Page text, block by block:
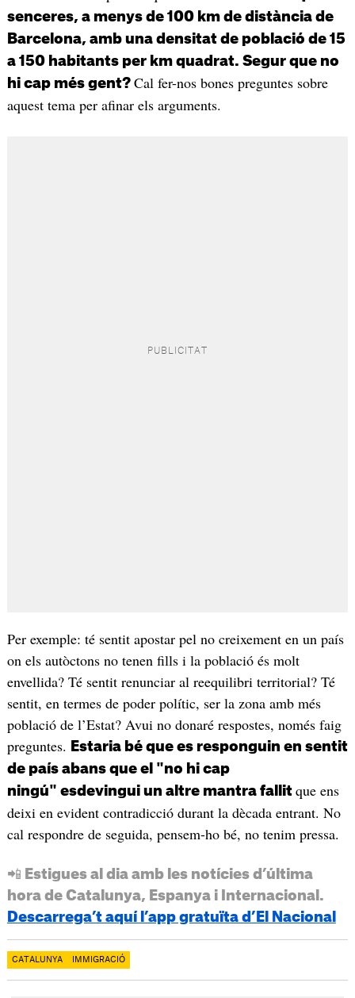
senceres, a menys de 100 km de distància de
Barcelona, amb una densitat de població de 15
a 150 habitants per km quadrat. Segur que no
hi cap més gent? Cal fer-nos bones preguntes sobre
aquest tema per afinar els arguments.
Per exemple: té sentit apostar pel no creixement en un país
on els autòctons no tenen fills i la població és molt
envellida? Té sentit renunciar al reequilibri territorial? Té
sentit, en termes de poder polític, ser la zona amb més
població de l’Estat? Avui no donaré respostes, només faig
preguntes.
Estaria bé que es responguin en sentit
de país abans que el "no hi cap
ningú" esdevingui un altre mantra fallit que ens
deixi en evident contradicció durant la dècada entrant. No
cal respondre de seguida, pensem-ho bé, no tenim pressa.
📲 Estigues al dia amb les notícies d’última
hora de Catalunya, Espanya i Internacional.
Descarrega’t aquí l’app gratuïta d’El Nacional
CATALUNYA IMMIGRACIÓ